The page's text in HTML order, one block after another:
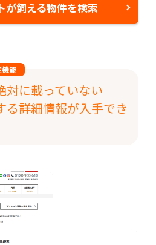
が飼える物件を検索
機能
対に載っていない
る詳細情報が入手でき